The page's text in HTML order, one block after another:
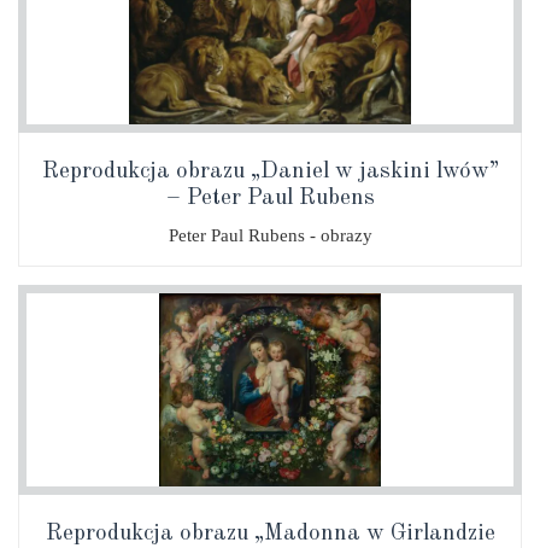
Reprodukcja obrazu „Daniel w jaskini lwów”
– Peter Paul Rubens
Peter Paul Rubens - obrazy
Reprodukcja obrazu „Madonna w Girlandzie